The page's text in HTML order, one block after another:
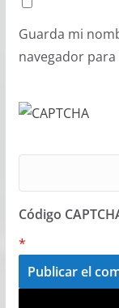
Guarda mi
navegador
Código
*